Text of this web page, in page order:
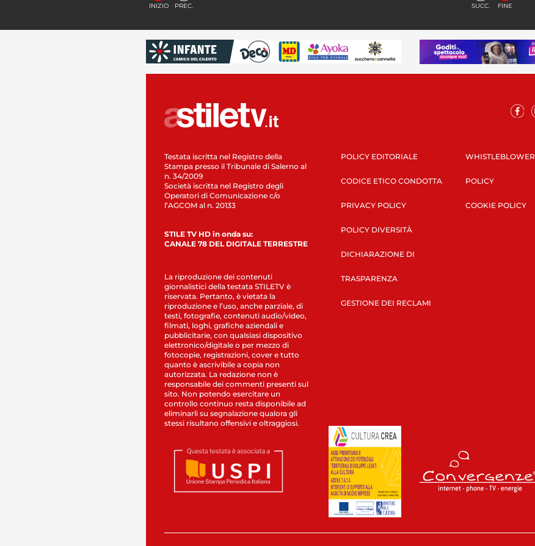
INIZIO PREC. SUCC. FINE
Testata iscritta nel Registro della
Stampa presso il Tribunale di Salerno al
n. 34/2009
Società iscritta nel Registro degli
Operatori di Comunicazione c/o
l’AGCOM al n. 20133
STILE TV HD in onda su:
CANALE 78 DEL DIGITALE TERRESTRE
La riproduzione dei contenuti
giornalistici della testata STILETV è
riservata. Pertanto, è vietata la
riproduzione e l’uso, anche parziale, di
testi, fotografie, contenuti audio/video,
filmati, loghi, grafiche aziendali e
pubblicitarie, con qualsiasi dispositivo
elettronico/digitale o per mezzo di
fotocopie, registrazioni, cover e tutto
quanto è ascrivibile a copia non
autorizzata. La redazione non è
responsabile dei commenti presenti sul
sito. Non potendo esercitare un
controllo continuo resta disponibile ad
eliminarli su segnalazione qualora gli
stessi risultano offensivi e oltraggiosi.
POLICY EDITORIALE
CODICE ETICO CONDOTTA
PRIVACY POLICY
POLICY DIVERSITÀ
DICHIARAZIONE DI
TRASPARENZA
GESTIONE DEI RECLAMI
WHISTLEBLOWER
POLICY
COOKIE POLICY